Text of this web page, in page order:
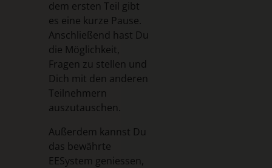
dem ersten Teil gibt
es eine kurze Pause.
Anschließend hast Du
die Möglichkeit,
Fragen zu stellen und
Dich mit den anderen
Teilnehmern
auszutauschen.
Außerdem kannst Du
das bewährte
EESystem geniessen,